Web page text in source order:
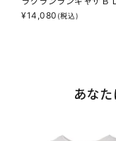
¥14,080 (税込)
あな